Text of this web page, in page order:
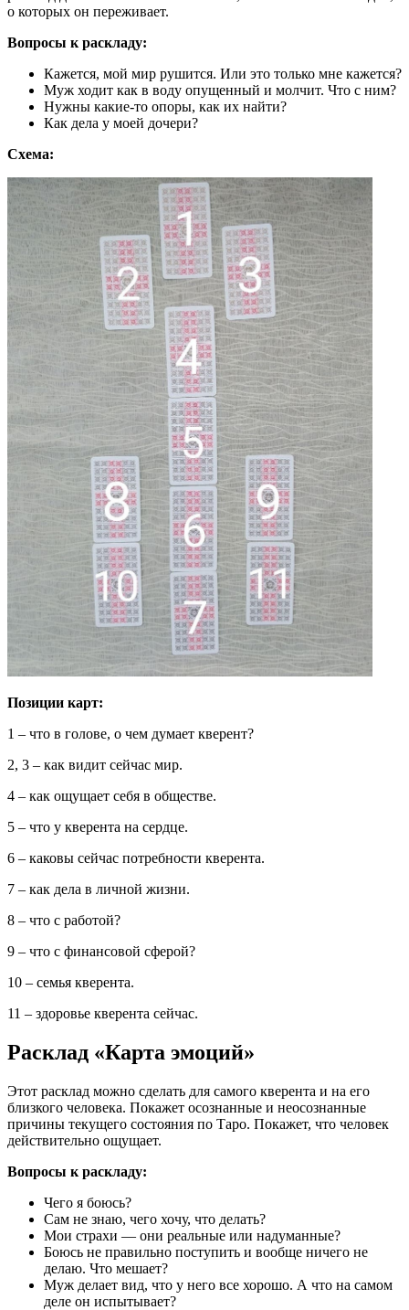
о которых он переживает.
Вопросы к раскладу:
Кажется, мой мир рушится. Или это только мне кажется?
Муж ходит как в воду опущенный и молчит. Что с ним?
Нужны какие-то опоры, как их найти?
Как дела у моей дочери?
Схема:
Позиции карт:
1 – что в голове, о чем думает кверент?
2, 3 – как видит сейчас мир.
4 – как ощущает себя в обществе.
5 – что у кверента на сердце.
6 – каковы сейчас потребности кверента.
7 – как дела в личной жизни.
8 – что с работой?
9 – что с финансовой сферой?
10 – семья кверента.
11 – здоровье кверента сейчас.
Расклад «Карта эмоций»
Этот расклад можно сделать для самого кверента и на его
близкого человека. Покажет осознанные и неосознанные
причины текущего состояния по Таро. Покажет, что человек
действительно ощущает.
Вопросы к раскладу:
Чего я боюсь?
Сам не знаю, чего хочу, что делать?
Мои страхи — они реальные или надуманные?
Боюсь не правильно поступить и вообще ничего не
делаю. Что мешает?
Муж делает вид, что у него все хорошо. А что на самом
деле он испытывает?